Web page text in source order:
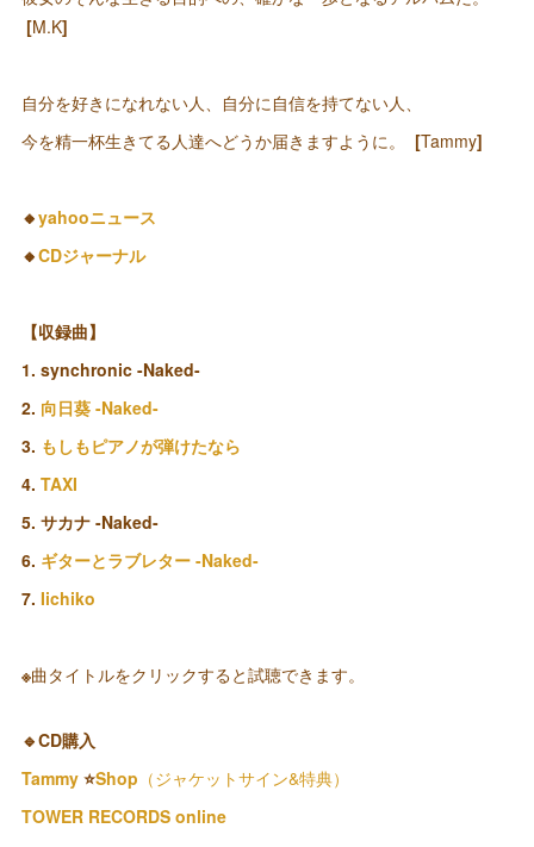
[M.K]
自分を好きになれない人、自分に自信を持てない人、
今を精一杯生きてる人達へどうか届きますように。 [Tammy]
🔸yahooニュース
🔸CDジャーナル
【収録曲】
1. synchronic -Naked-
2. 向日葵 -Naked-
3. もしもピアノが弾けたなら
4.TAXI
5. サカナ -Naked-
6. ギターとラブレター -Naked-
7.Iichiko
※曲タイトルをクリックすると試聴できます。
🔹CD購入
Tammy⭐️Shop （ジャケットサイン&特典）
TOWER RECORDS online